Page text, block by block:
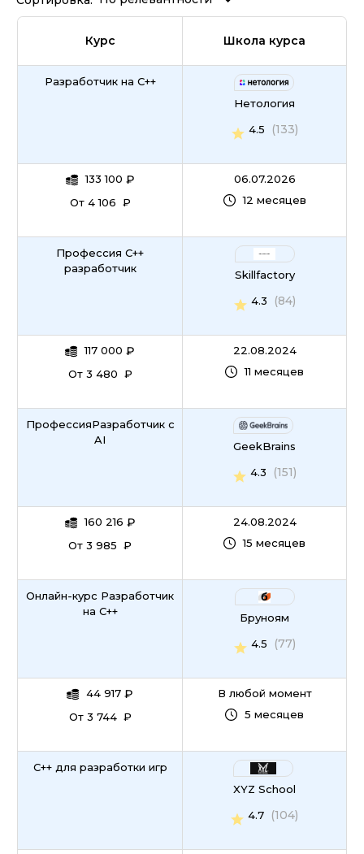
Курс Школа курса
Разработчик на С++
133 100 ₽
От 4 106 ₽
Нетология
4.5
(133)
06.07.2026
12 месяцев
Профессия C++
разработчик
117 000 ₽
От 3 480 ₽
Skillfactory
4.3
(84)
22.08.2024
11 месяцев
ПрофессияРазработчик c
AI
160 216 ₽
От 3 985 ₽
GeekBrains
4.3
(151)
24.08.2024
15 месяцев
Онлайн-курс Разработчик
на C++
44 917 ₽
От 3 744 ₽
Бруноям
4.5
(77)
В любой момент
5 месяцев
C++ для разработки игр
XYZ School
4.7
(104)